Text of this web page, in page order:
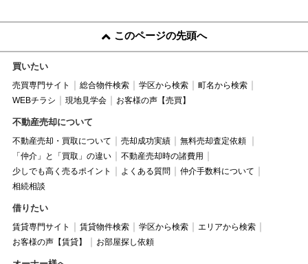
このページの先頭へ
買いたい
売買専門サイト 総合物件検索 学区から検索
町名から検索
WEBチラシ
現地見学会 お客様の声【売買】
不動産売却について
不動産売却・買取について 売却成功実績
無料売却査定依頼
「仲介」と「買取」の違い
不動産売却時の諸費用
少しでも高く売るポイント
よくある質問
仲介手数料について
相続相談
借りたい
賃貸専門サイト 賃貸物件検索 学区から検索
エリアから検索
お客様の声【賃貸】
お部屋探し依頼